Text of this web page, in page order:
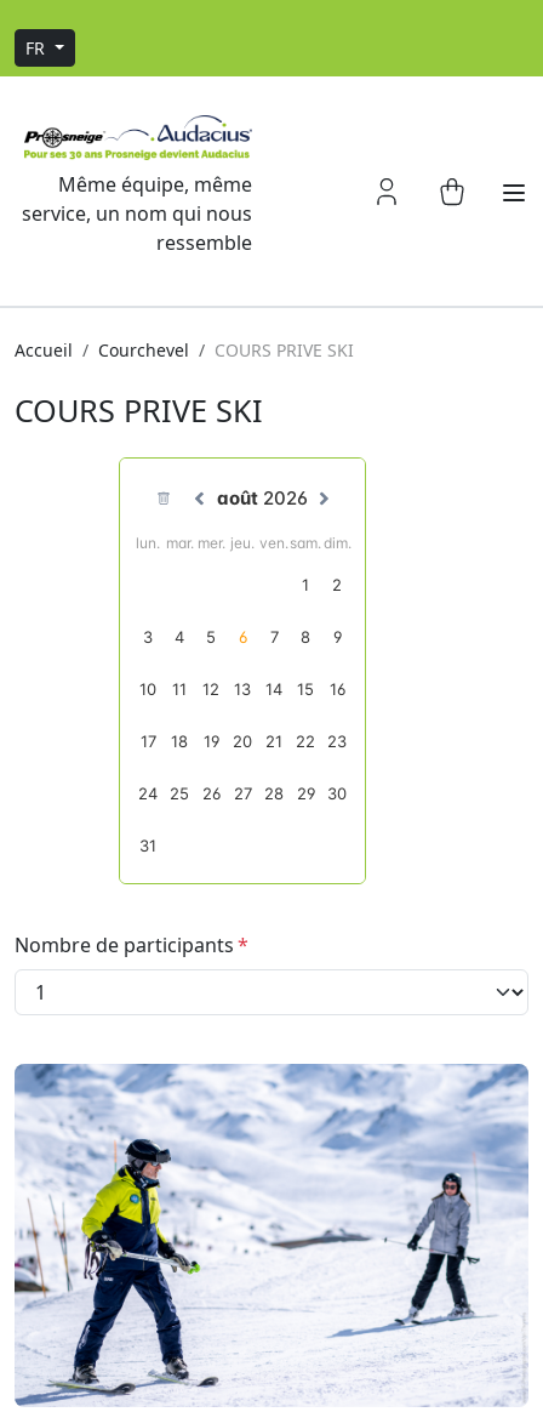
FR
Même équipe, même
service, un nom qui nous
ressemble
Accueil Courchevel COURS PRIVE SKI
COURS PRIVE SKI
Nombre de participants